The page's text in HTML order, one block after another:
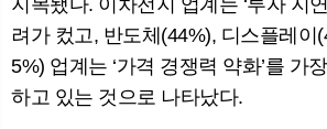
지목됐다. 이차전지 업계는 ‘투자 지
려가 컸고, 반도체(44%), 디스플레이
5%) 업계는 ‘가격 경쟁력 약화’를 가
하고 있는 것으로 나타났다.